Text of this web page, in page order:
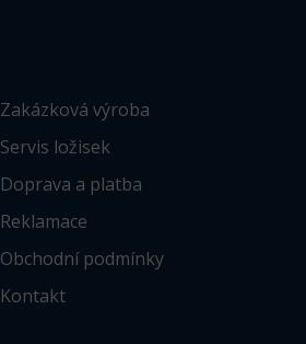
Zakázková výroba
Servis ložisek
Doprava a platba
Reklamace
Obchodní podmínky
Kontakt